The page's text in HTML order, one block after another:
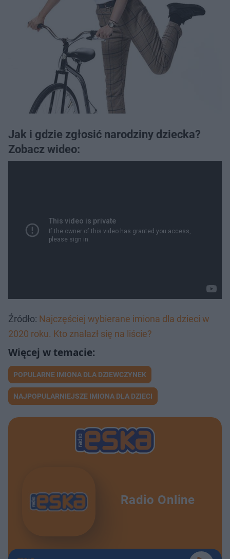
Jak i gdzie zgłosić narodziny dziecka?
Zobacz wideo:
Źródło: Najczęściej wybierane imiona dla dzieci w
2020 roku. Kto znalazł się na liście?
POPULARNE IMIONA DLA DZIEWCZYNEK
NAJPOPULARNIEJSZE IMIONA DLA DZIECI
Radio Online